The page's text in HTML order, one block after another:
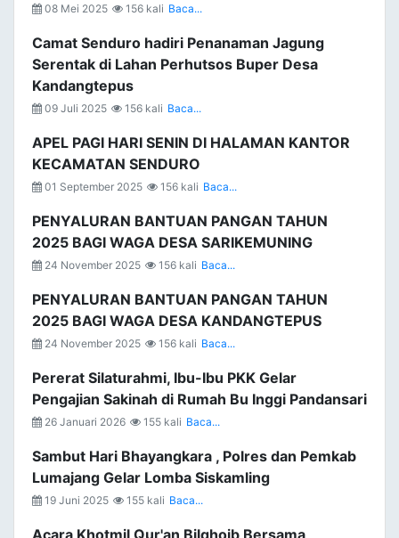
08 Mei 2025 156 kali Baca...
Camat Senduro hadiri Penanaman Jagung
Serentak di Lahan Perhutsos Buper Desa
Kandangtepus
09 Juli 2025 156 kali Baca...
APEL PAGI HARI SENIN DI HALAMAN KANTOR
KECAMATAN SENDURO
01 September 2025 156 kali Baca...
PENYALURAN BANTUAN PANGAN TAHUN
2025 BAGI WAGA DESA SARIKEMUNING
24 November 2025 156 kali Baca...
PENYALURAN BANTUAN PANGAN TAHUN
2025 BAGI WAGA DESA KANDANGTEPUS
24 November 2025 156 kali Baca...
Pererat Silaturahmi, Ibu-Ibu PKK Gelar
Pengajian Sakinah di Rumah Bu Inggi Pandansari
26 Januari 2026 155 kali Baca...
Sambut Hari Bhayangkara , Polres dan Pemkab
Lumajang Gelar Lomba Siskamling
19 Juni 2025 155 kali Baca...
Acara Khotmil Qur'an Bilghoib Bersama